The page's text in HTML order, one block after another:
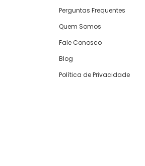
Perguntas Frequentes
Quem Somos
Fale Conosco
Blog
Política de Privacidade